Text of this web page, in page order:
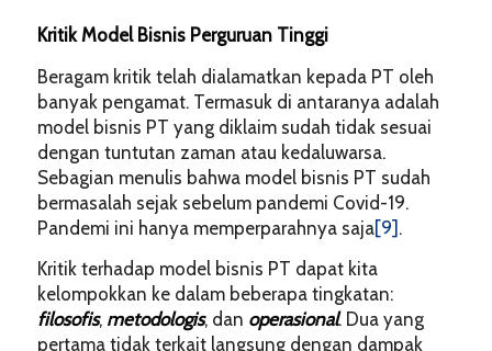
KritikModel Bisnis Perguruan Tinggi
Beragam kritik telah dialamatkan kepada PT oleh
banyak pengamat. Termasuk di antaranya adalah
model bisnis PT yang diklaim sudah tidak sesuai
dengan tuntutan zaman atau kedaluwarsa.
Sebagian menulis bahwa model bisnis PT sudah
bermasalah sejak sebelum pandemi Covid-19.
Pandemi ini hanya memperparahnya saja[9] .
Kritik terhadap model bisnis PT dapat kita
kelompokkan ke dalam beberapa tingkatan:
filosofis, metodologis, dan operasional. Dua yang
pertama tidak terkait langsung dengan dampak